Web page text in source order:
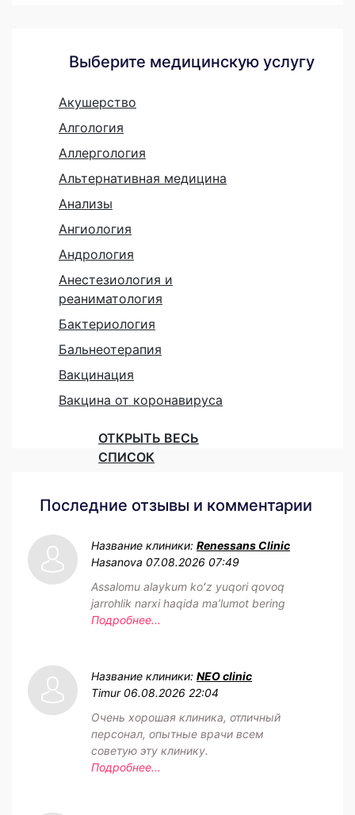
Выберите медицинскую услугу
Акушерство
Алгология
Аллергология
Альтернативная медицина
Анализы
Ангиология
Андрология
Анестезиология и
реаниматология
Бактериология
Бальнеотерапия
Вакцинация
Вакцина от коронавируса
ОТКРЫТЬ ВЕСЬ
СПИСОК
Последние отзывы и комментарии
Название клиники: Renessans Clinic
Hasanova 07.08.2026 07:49
Assalomu alaykum koʻz yuqori qovoq
jarrohlik narxi haqida maʼlumot bering
Подробнее...
Название клиники: NEO clinic
Timur 06.08.2026 22:04
Очень хорошая клиника, отличный
персонал, опытные врачи всем
советую эту клинику.
Подробнее...